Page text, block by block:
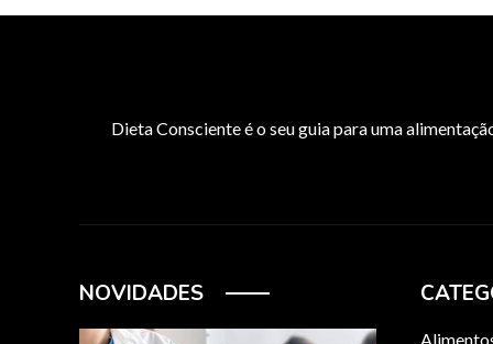
Dieta Consciente é o seu guia para uma
NOVIDADES